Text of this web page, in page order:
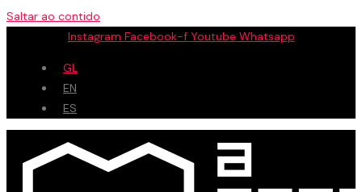
Saltar ao contido
Instagram Facebook-f Youtube Whatsapp
GL
EN
ES